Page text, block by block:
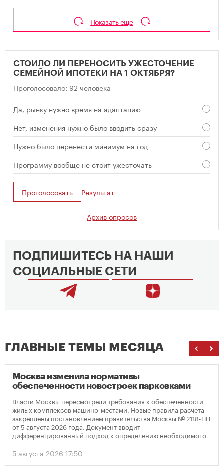
Показать еще
СТОИЛО ЛИ ПЕРЕНОСИТЬ УЖЕСТОЧЕНИЕ
СЕМЕЙНОЙ ИПОТЕКИ НА 1 ОКТЯБРЯ?
Проголосовало: 92 человека
Да, рынку нужно время на адаптацию
Нет, изменения нужно было вводить сразу
Нужно было перенести минимум на год
Программу вообще не стоит ужесточать
Проголосовать Результат
Архив опросов
ПОДПИШИТЕСЬ НА НАШИ
СОЦИАЛЬНЫЕ СЕТИ
ГЛАВНЫЕ ТЕМЫ МЕСЯЦА
Москва изменила нормативы
обеспеченности новостроек парковками
Власти Москвы пересмотрели требования к обеспеченности
жилых комплексов машино-местами. Новые правила расчета
закреплены постановлением правительства Москвы № 2118-ПП
от 5 августа 2026 года. Документ вводит
дифференцированный подход к определению необходимого
количества парковок в зависимости от площади квартир и
устанавливает переходный период для уже согласованных
проектов.
5 августа 2026 17:50